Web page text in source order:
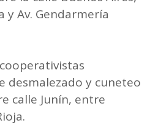
y Av. Gendarmería
desmalezado y cuneteo
calle Junín, entre